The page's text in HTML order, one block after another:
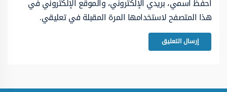
احفظ اسمي، بريدي الإلكتروني، والموقع الإلكتروني في
هذا المتصفح لاستخدامها المرة المقبلة في تعليقي.